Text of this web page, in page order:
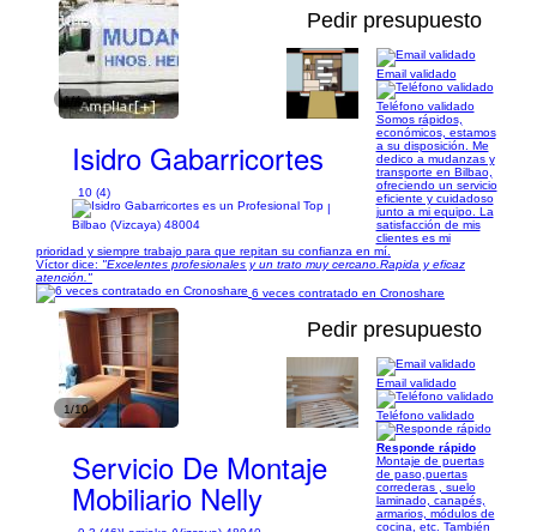
1/4
Pedir presupuesto
Isidro Gabarricortes
10 (4)
|
Bilbao (Vizcaya) 48004
Email validado
Teléfono validado
Somos rápidos,
económicos, estamos
a su disposición. Me
dedico a mudanzas y
transporte en Bilbao,
ofreciendo un servicio
eficiente y cuidadoso
junto a mi equipo. La
satisfacción de mis
clientes es mi
prioridad y siempre trabajo para que repitan su confianza en mí.
Víctor dice: "Excelentes profesionales y un trato muy cercano.Rapida y eficaz
atención."
6 veces contratado en Cronoshare
1/10
Pedir presupuesto
Servicio De Montaje
Mobiliario Nelly
Email validado
Teléfono validado
Responde rápido
Montaje de puertas
de paso,puertas
correderas , suelo
laminado, canapés,
armarios, módulos de
cocina, etc. También